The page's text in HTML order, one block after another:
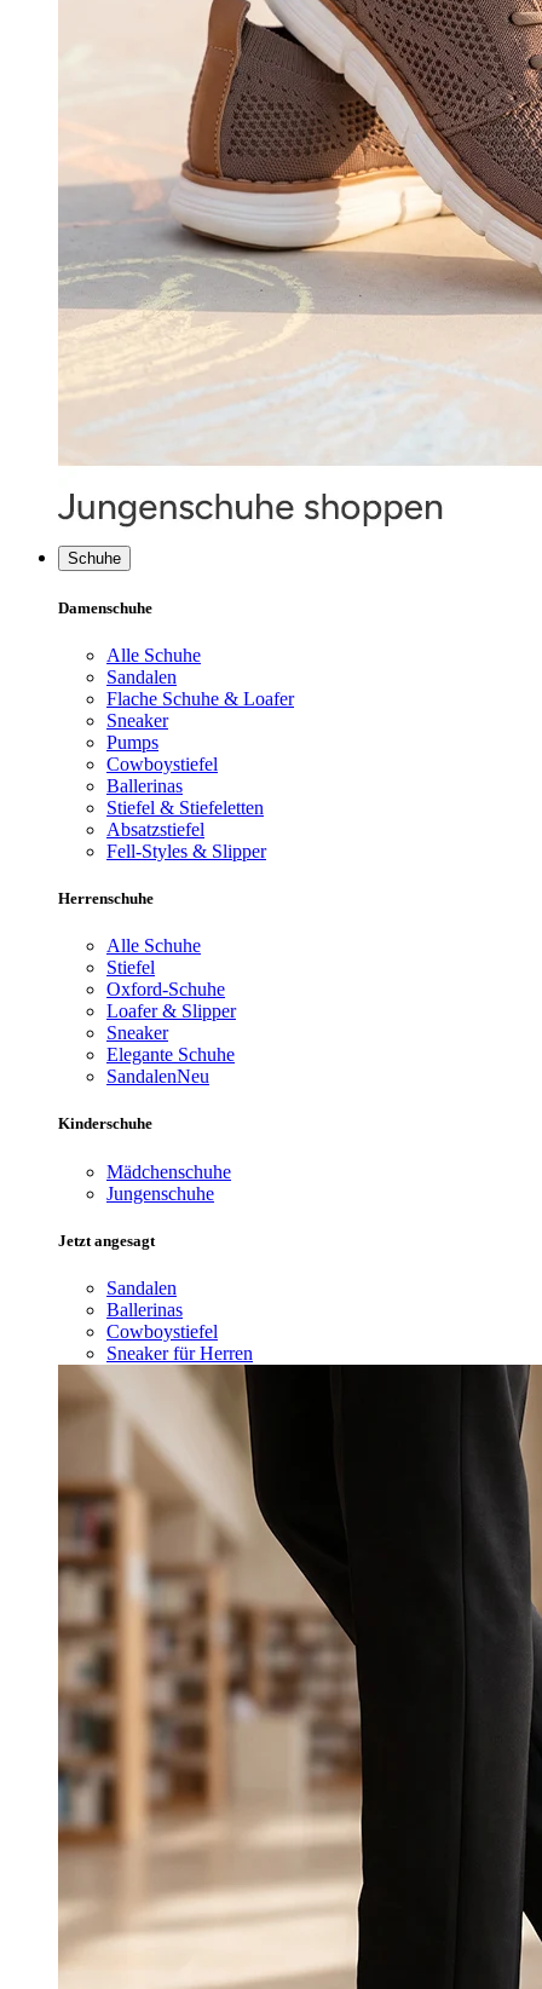
Schuhe
Damenschuhe
Alle Schuhe
Sandalen
Flache Schuhe & Loafer
Sneaker
Pumps
Cowboystiefel
Ballerinas
Stiefel & Stiefeletten
Absatzstiefel
Fell-Styles & Slipper
Herrenschuhe
Alle Schuhe
Stiefel
Oxford-Schuhe
Loafer & Slipper
Sneaker
Elegante Schuhe
SandalenNeu
Kinderschuhe
Mädchenschuhe
Jungenschuhe
Jetzt angesagt
Sandalen
Ballerinas
Cowboystiefel
Sneaker für Herren